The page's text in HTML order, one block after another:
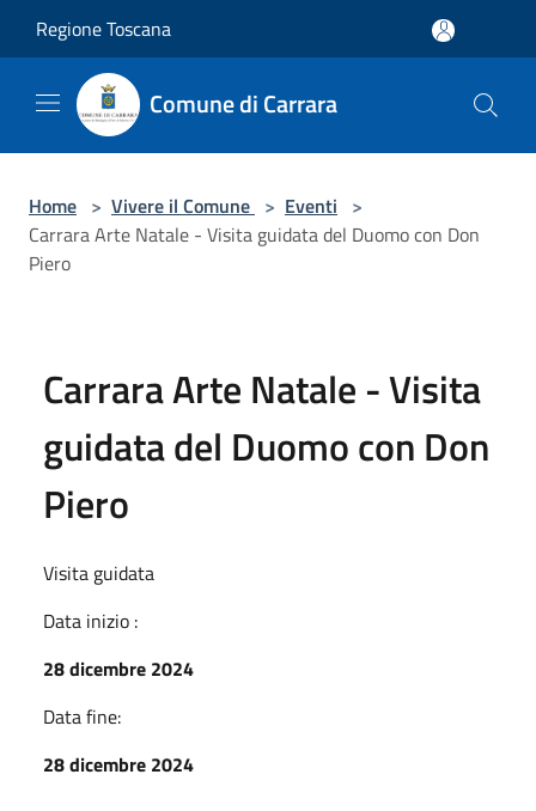
Regione Toscana
Comune di Carrara
Home > Vivere il Comune > Eventi >
Carrara Arte Natale - Visita guidata del Duomo con Don
Piero
Carrara Arte Natale - Visita
guidata del Duomo con Don
Piero
Visita guidata
Data inizio :
28 dicembre 2024
Data fine:
28 dicembre 2024